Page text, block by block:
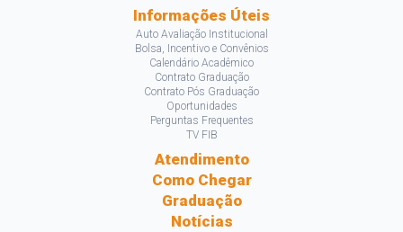
Informações Úteis
Auto Avaliação Institucional
Bolsa, Incentivo e Convênios
Calendário Acadêmico
Contrato Graduação
Contrato Pós Graduação
Oportunidades
Perguntas Frequentes
TV FIB
Atendimento
Como Chegar
Graduação
Notícias